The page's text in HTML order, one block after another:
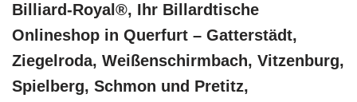
Billiard-Royal®, Ihr Billardtische
Onlineshop in Querfurt – Gatterstädt,
Ziegelroda, Weißenschirmbach, Vitzenburg,
Spielberg, Schmon und Pretitz,